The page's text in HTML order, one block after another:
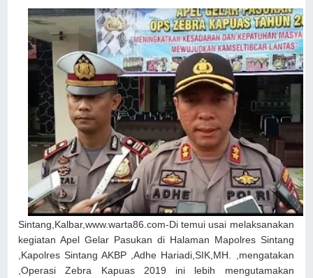
Sintang,Kalbar,www.warta86.com-Di temui usai melaksanakan
kegiatan Apel Gelar Pasukan di Halaman Mapolres Sintang
,Kapolres Sintang AKBP ,Adhe Hariadi,SIK,MH. ,mengatakan
,Operasi Zebra Kapuas 2019 ini lebih mengutamakan